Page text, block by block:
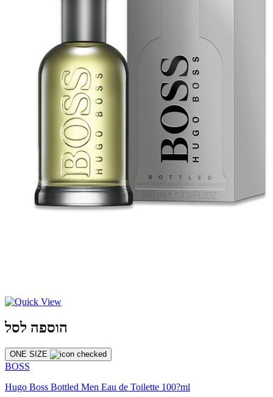
הוספה לסל
ONE SIZE
BOSS
Hugo Boss Bottled Men Eau de Toilette 100?ml